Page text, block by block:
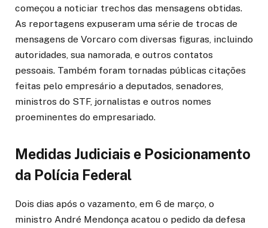
começou a noticiar trechos das mensagens obtidas.
As reportagens expuseram uma série de trocas de
mensagens de Vorcaro com diversas figuras, incluindo
autoridades, sua namorada, e outros contatos
pessoais. Também foram tornadas públicas citações
feitas pelo empresário a deputados, senadores,
ministros do STF, jornalistas e outros nomes
proeminentes do empresariado.
Medidas Judiciais e Posicionamento
da Polícia Federal
Dois dias após o vazamento, em 6 de março, o
ministro André Mendonça acatou o pedido da defesa